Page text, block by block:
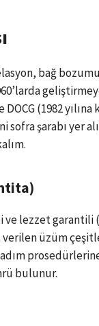
bağ
(1982 yılına
sofra şarabı yer
ve lezzet garantili
üzüm
bulunur.